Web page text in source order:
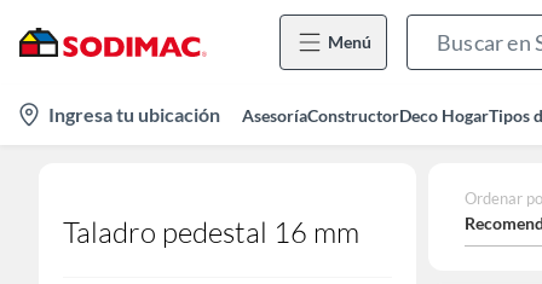
Menú
location-
icon
Ingresa tu ubicación AsesoríaConstructorDeco HogarTipos
Taladro pedestal 16 mm
Ordenar